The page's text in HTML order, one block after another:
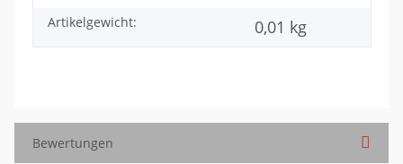
Artikelgewicht: 0,01 kg
Bewertungen